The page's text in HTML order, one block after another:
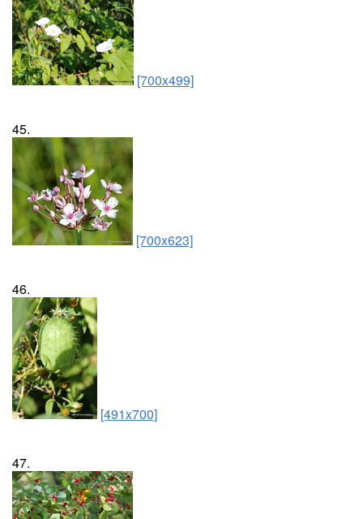
[700x499]
45.
[700x623]
46.
[491x700]
47.